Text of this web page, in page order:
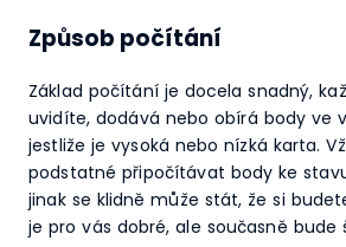
Způsob počítání
Základ počítání je docela snadný,
uvidíte, dodává nebo obírá body ve
jestliže je vysoká nebo nízká karta.
podstatné připočítávat body ke
jinak se klidně může stát, že si
je pro vás dobré, ale současně bude